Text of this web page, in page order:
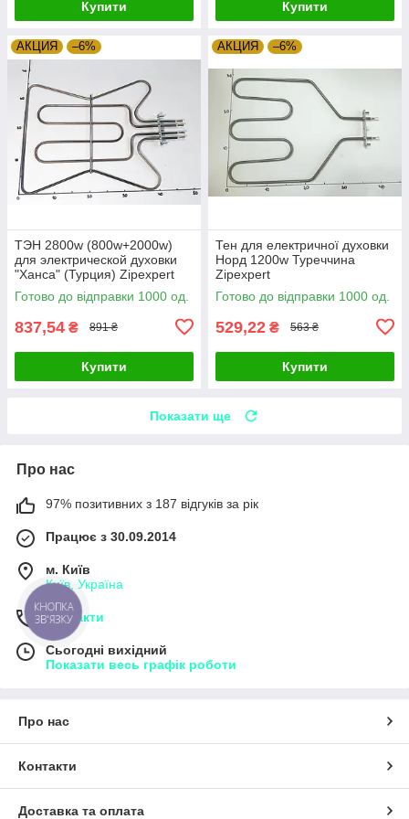
Купити Купити
АКЦИЯ –6%
ТЭН 2800w (800w+2000w)
для электрической духовки
"Ханса" (Турция) Zipexpert
Готово до відправки 1000 од.
837,54 ₴ 891 ₴
Купити
АКЦИЯ –6%
Тен для електричної духовки
Норд 1200w Туреччина
Zipexpert
Готово до відправки 1000 од.
529,22 ₴ 563 ₴
Купити
Показати ще
Про нас
97% позитивних з 187 відгуків за рік
Працює з 30.09.2014
м. Київ
Київ, Україна
Контакти
Сьогодні вихідний
Показати весь графік роботи
Про нас
Контакти
Доставка та оплата
КНОПКА
ЗВ'ЯЗКУ